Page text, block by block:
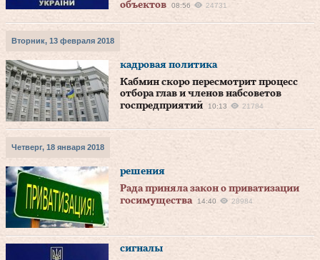
объектов
08:56 24731
Вторник, 13 февраля 2018
кадровая политика
Кабмин скоро пересмотрит процесс
отбора глав и членов набсоветов
госпредприятий
10:13 21784
Четверг, 18 января 2018
решения
Рада приняла закон о приватизации
госимущества
14:40 28984
сигналы